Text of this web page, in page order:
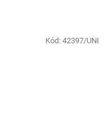
Kód: 42397/UNI